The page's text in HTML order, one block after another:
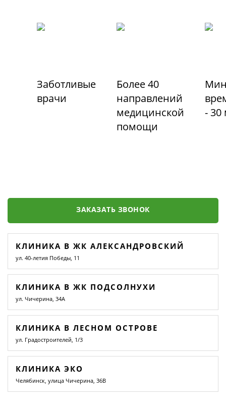
Заботливые
врачи
Более 40
направлений
медицинской
помощи
- 30
ЗАКАЗАТЬ ЗВОНОК
КЛИНИКА В ЖК АЛЕКСАНДРОВСКИЙ
ул. 40-летия Победы, 11
КЛИНИКА В ЖК ПОДСОЛНУХИ
ул. Чичерина, 34А
КЛИНИКА В ЛЕСНОМ ОСТРОВЕ
ул. Градостроителей, 1/3
КЛИНИКА ЭКО
Челябинск, улица Чичерина, 36В